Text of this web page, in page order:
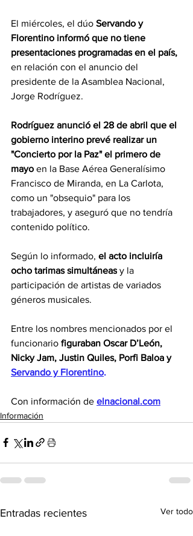
El miércoles, el dúo Servando y
Florentino informó que no tiene
presentaciones programadas en el país,
en relación con el anuncio del
presidente de la Asamblea Nacional,
Jorge Rodríguez.
Rodríguez anunció el 28 de abril que el
gobierno interino prevé realizar un
"Concierto por la Paz" el primero de
mayo en la Base Aérea Generalísimo
Francisco de Miranda, en La Carlota,
como un "obsequio" para los
trabajadores, y aseguró que no tendría
contenido político.
Según lo informado, el acto incluiría
ocho tarimas simultáneas y la
participación de artistas de variados
géneros musicales.
Entre los nombres mencionados por el
funcionario figuraban Oscar D’León,
Nicky Jam, Justin Quiles, Porfi Baloa y
Servando y Florentino.
Con información de elnacional.com
Información
Entradas recientes Ver todo